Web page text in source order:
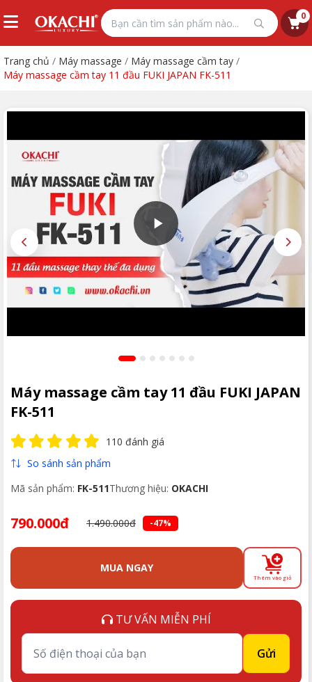
0
Trang chủ / Máy massage / Máy massage cầm tay /
Máy massage cầm tay 11 đầu FUKI JAPAN FK-511
Máy massage cầm tay 11 đầu FUKI JAPAN
FK-511
110 đánh giá
So sánh sản phẩm
Mã sản phẩm: FK-511Thương hiệu: OKACHI
790.000đ 1.490.000đ -47%
MUA NGAY
Thêm vào giỏ
TƯ VẤN MIỄN PHÍ
Gửi